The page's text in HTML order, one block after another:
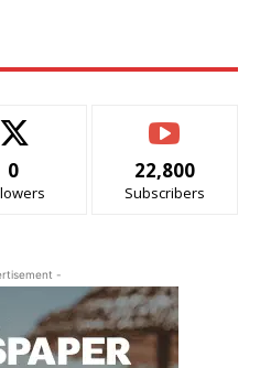
0 22,800
Subscribers
-